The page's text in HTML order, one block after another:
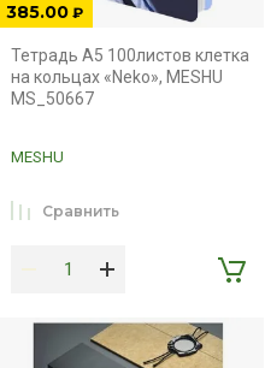
385.00 ₽
Тетрадь А5 100листов клетка
на кольцах «Neko», MESHU
MS_50667
MESHU
Сравнить